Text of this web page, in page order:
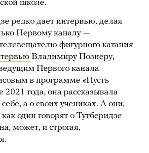
школе.
редко дает интервью, делая
Первому каналу —
фигурного катания
Владимиру Познеру,
Первого канала
в программе «Пусть
2021 года, она рассказывала
а о своих учениках. А они,
один говорят о Тутберидзе
может, и строгая,